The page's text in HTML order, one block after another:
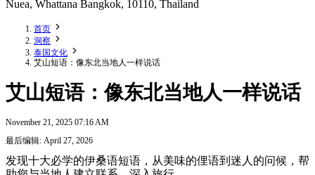
Nuea, Whattana Bangkok, 10110, Thailand
首页
洞察
泰国文化
艾山短语：像东北当地人一样说话
艾山短语：像东北当地人一样说话
November 21, 2025 07:16 AM
最后编辑: April 27, 2026
发现十大必学的伊桑语短语，从美味的俚语到迷人的问候，帮